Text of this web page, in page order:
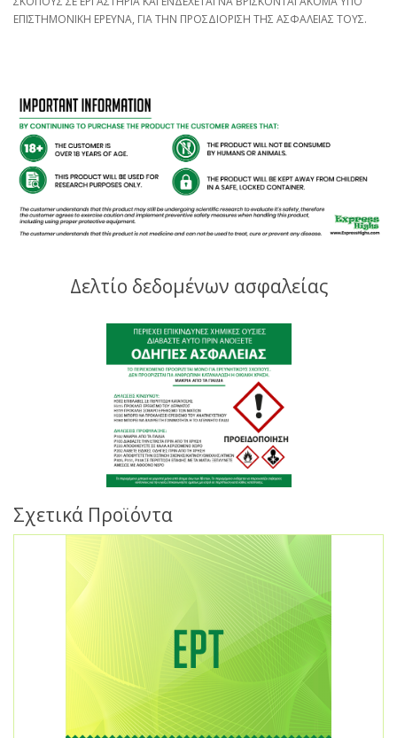
ΕΠΙΣΤΗΜΟΝΙΚΗ ΕΡΕΥΝΑ, ΓΙΑ ΤΗΝ ΠΡΟΣΔΙΟΡΙΣΗ ΤΗΣ ΑΣΦΑΛΕΙΑΣ ΤΟΥΣ.
Δελτίο δεδομένων ασφαλείας
Σχετικά Προϊόντα